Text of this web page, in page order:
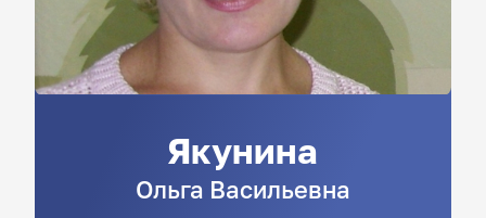
Якунина
Ольга Васильевна